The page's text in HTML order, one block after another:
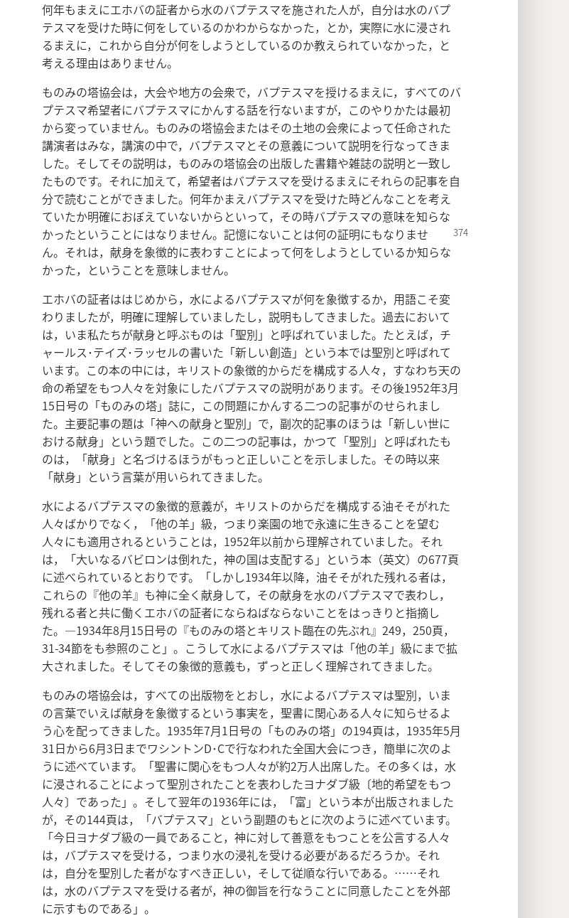
何年もまえにエホバの証者から水のバプテスマを施された人が，自分は水のバプ
テスマを受けた時に何をしているのかわからなかった，とか，実際に水に浸され
るまえに，これから自分が何をしようとしているのか教えられていなかった，と
考える理由はありません。
ものみの塔協会は，大会や地方の会衆で，バプテスマを授けるまえに，すべてのバ
プテスマ希望者にバプテスマにかんする話を行ないますが，このやりかたは最初
から変っていません。ものみの塔協会またはその土地の会衆によって任命された
講演者はみな，講演の中で，バプテスマとその意義について説明を行なってきま
した。そしてその説明は，ものみの塔協会の出版した書籍や雑誌の説明と一致し
たものです。それに加えて，希望者はバプテスマを受けるまえにそれらの記事を自
分で読むことができました。何年かまえバプテスマを受けた時どんなことを考え
ていたか明確におぼえていないからといって，その時バプテスマの意味を知らな
かったということにはなりません。記憶にないことは何の証明にもなりませ
ん。それは，献身を象徴的に表わすことによって何をしようとしているか知らな
かった，ということを意味しません。
エホバの証者ははじめから，水によるバプテスマが何を象徴するか，用語こそ変
わりましたが，明確に理解していましたし，説明もしてきました。過去において
は，いま私たちが献身と呼ぶものは「聖別」と呼ばれていました。たとえば，チ
ャールス･テイズ･ラッセルの書いた「新しい創造」という本では聖別と呼ばれて
います。この本の中には，キリストの象徴的からだを構成する人々，すなわち天の
命の希望をもつ人々を対象にしたバプテスマの説明があります。その後1952年3月
15日号の「ものみの塔」誌に，この問題にかんする二つの記事がのせられまし
た。主要記事の題は「神への献身と聖別」で，副次的記事のほうは「新しい世に
おける献身」という題でした。この二つの記事は，かつて「聖別」と呼ばれたも
のは，「献身」と名づけるほうがもっと正しいことを示しました。その時以来
「献身」という言葉が用いられてきました。
水によるバプテスマの象徴的意義が，キリストのからだを構成する油そそがれた
人々ばかりでなく，「他の羊」級，つまり楽園の地で永遠に生きることを望む
人々にも適用されるということは，1952年以前から理解されていました。それ
は，「大いなるバビロンは倒れた，神の国は支配する」という本（英文）の677頁
に述べられているとおりです。「しかし1934年以降，油そそがれた残れる者は，
これらの『他の羊』も神に全く献身して，その献身を水のバプテスマで表わし，
残れる者と共に働くエホバの証者にならねばならないことをはっきりと指摘し
た。―1934年8月15日号の『ものみの塔とキリスト臨在の先ぶれ』249，250頁，
31-34節をも参照のこと」。こうして水によるバプテスマは「他の羊」級にまで拡
大されました。そしてその象徴的意義も，ずっと正しく理解されてきました。
ものみの塔協会は，すべての出版物をとおし，水によるバプテスマは聖別，いま
の言葉でいえば献身を象徴するという事実を，聖書に関心ある人々に知らせるよ
う心を配ってきました。1935年7月1日号の「ものみの塔」の194頁は，1935年5月
31日から6月3日までワシントンD･Cで行なわれた全国大会につき，簡単に次のよ
うに述べています。「聖書に関心をもつ人々が約2万人出席した。その多くは，水
に浸されることによって聖別されたことを表わしたヨナダブ級〔地的希望をもつ
人々〕であった」。そして翌年の1936年には，「富」という本が出版されました
が，その144頁は，「バプテスマ」という副題のもとに次のように述べています。
「今日ヨナダブ級の一員であること，神に対して善意をもつことを公言する人々
は，バプテスマを受ける，つまり水の浸礼を受ける必要があるだろうか。それ
は，自分を聖別した者がなすべき正しい，そして従順な行いである。……それ
は，水のバプテスマを受ける者が，神の御旨を行なうことに同意したことを外部
に示すものである」。